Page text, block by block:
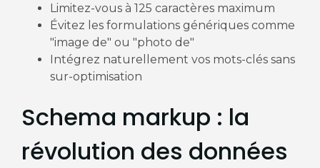
Limitez-vous à 125 caractères maximum
Évitez les formulations génériques comme
"image de" ou "photo de"
Intégrez naturellement vos mots-clés sans
sur-optimisation
Schema markup : la
révolution des données